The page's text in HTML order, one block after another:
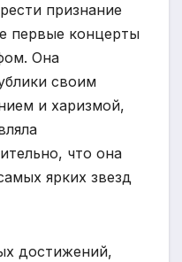
признание
первые концерты
Она
своим
и харизмой,
что она
ярких звезд
достижений,